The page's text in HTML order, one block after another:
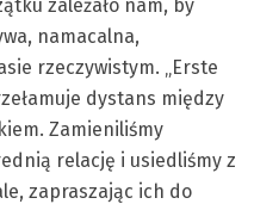
zależało nam, by
namacalna,
rzeczywistym. „Erste
dystans między
Zamieniliśmy
relację i usiedliśmy z
zapraszając ich do